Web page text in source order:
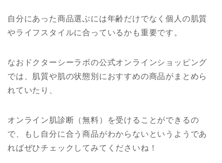
自分にあった商品選ぶには年齢だけでなく個人の肌質
やライフスタイルに合っているかも重要です。
なおドクターシーラボの公式オンラインショッピング
では、肌質や肌の状態別におすすめの商品がまとめら
れていたり、
オンライン肌診断（無料）を受けることができるの
で、もし自分に合う商品がわからないというようであ
ればぜひチェックしてみてくださいね！